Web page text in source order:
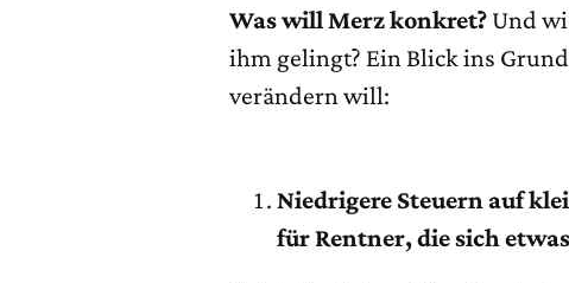
Was will Merz konkret? Und
ihm gelingt? Ein Blick ins
verändern will:
Niedrigere Steuern auf
für Rentner, die sich